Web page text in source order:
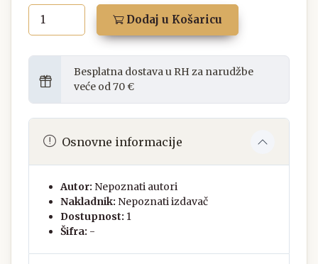
Dodaj u Košaricu
Besplatna dostava u RH za narudžbe
veće od 70 €
Osnovne informacije
Autor: Nepoznati autori
Nakladnik: Nepoznati izdavač
Dostupnost: 1
Šifra: -